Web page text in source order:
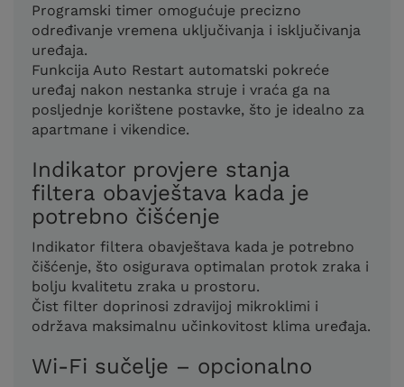
Programski timer omogućuje precizno
određivanje vremena uključivanja i isključivanja
uređaja.
Funkcija Auto Restart automatski pokreće
uređaj nakon nestanka struje i vraća ga na
posljednje korištene postavke, što je idealno za
apartmane i vikendice.
Indikator provjere stanja
filtera obavještava kada je
potrebno čišćenje
Indikator filtera obavještava kada je potrebno
čišćenje, što osigurava optimalan protok zraka i
bolju kvalitetu zraka u prostoru.
Čist filter doprinosi zdravijoj mikroklimi i
održava maksimalnu učinkovitost klima uređaja.
Wi-Fi sučelje – opcionalno